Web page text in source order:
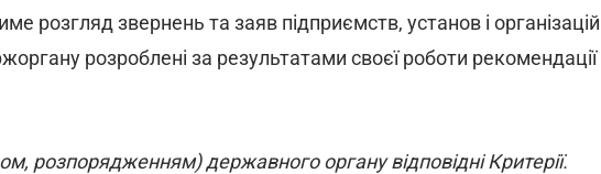
розгляд звернень та заяв підприємств, установ і організацій
розроблені за результатами своєї роботи рекомендації
розпорядженням) державного органу відповідні Критерії.